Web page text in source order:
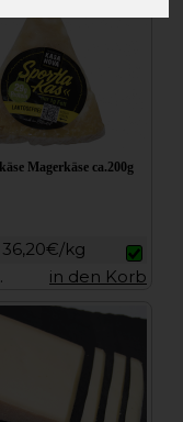
Magerkäse ca.200g
36,20€/kg
in den Korb